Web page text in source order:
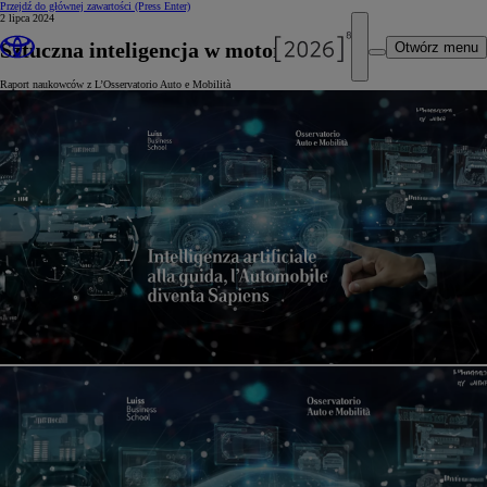
Przejdź do głównej zawartości (Press Enter)
Otwórz menu
2 lipca 2024
Sztuczna inteligencja w motoryzacji
Raport naukowców z L’Osservatorio Auto e Mobilità